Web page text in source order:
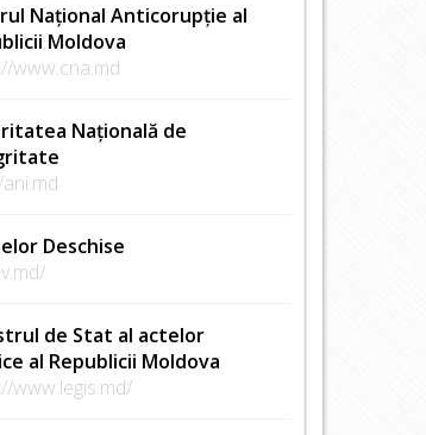
Național Anticorupție al
Moldova
www.cna.md
Națională de
Deschise
de Stat al actelor
al Republicii Moldova
www.legis.md/